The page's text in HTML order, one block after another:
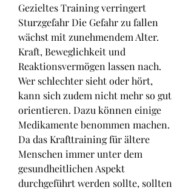
Gezieltes Training verringert
Sturzgefahr Die Gefahr zu fallen
wächst mit zunehmendem Alter.
Kraft, Beweglichkeit und
Reaktionsvermögen lassen nach.
Wer schlechter sieht oder hört,
kann sich zudem nicht mehr so gut
orientieren. Dazu können einige
Medikamente benommen machen.
Da das Krafttraining für ältere
Menschen immer unter dem
gesundheitlichen Aspekt
durchgeführt werden sollte, sollten